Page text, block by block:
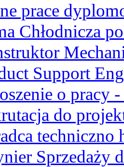
prace
Chłodnicza
Support
o pracy
do
techniczno
Sprzedaży